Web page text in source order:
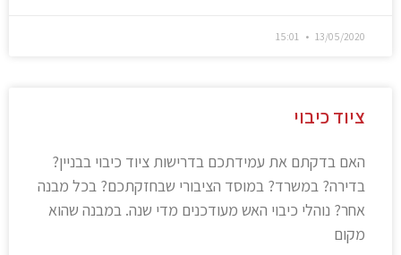
13/05/2020
ציוד כיבוי
האם בדקתם את עמידתכם בדרישות ציוד כיבוי בבניין?
בדירה? במשרד? במוסד הציבורי שבחזקתכם? בכל מבנה
אחר? נוהלי כיבוי האש מעודכנים מדי שנה. במבנה שהוא
מקום